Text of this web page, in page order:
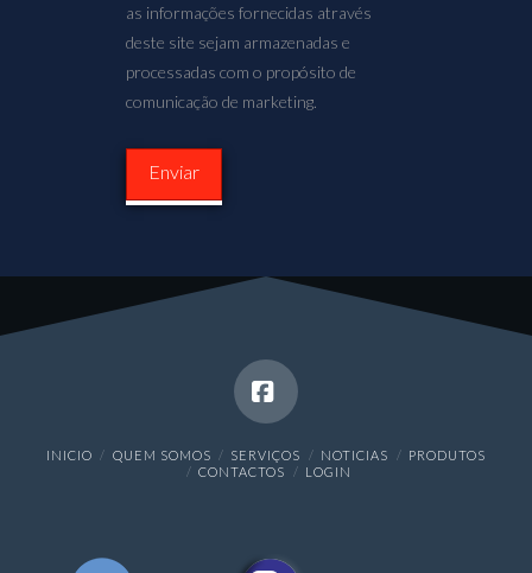
as informações fornecidas através
deste site sejam armazenadas e
processadas com o propósito de
comunicação de marketing.
Facebook
INICIO QUEM SOMOS SERVIÇOS NOTICIAS
PRODUTOS
CONTACTOS
LOGIN